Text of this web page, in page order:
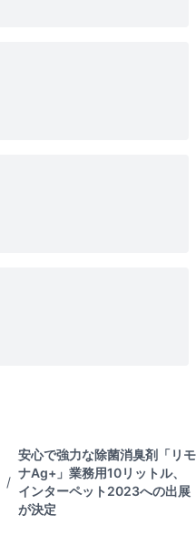
/
安心で強力な除菌消臭剤「リモ
ナAg+」業務用10リットル、
インターペット2023への出展
が決定